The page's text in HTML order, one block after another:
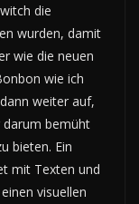
die
wurden, damit
wie die neuen
wie ich
weiter auf,
darum bemüht
bieten. Ein
mit Texten und
visuellen